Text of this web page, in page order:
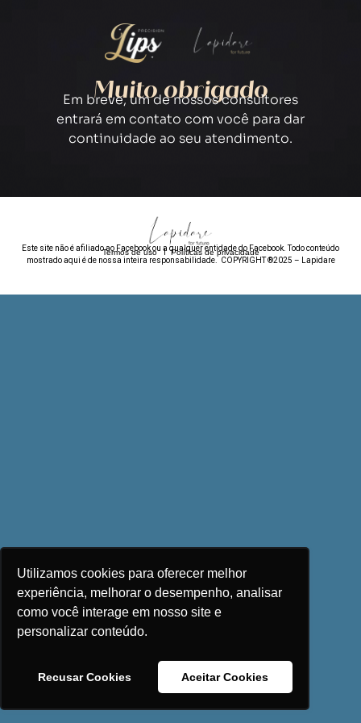
Utilizamos cookies para oferecer melhor
experiência, melhorar o desempenho, analisar
como você interage em nosso site e
personalizar conteúdo.
Recusar Cookies Aceitar Cookies
Muito obrigado
Em breve, um de nossos consultores
entrará em contato com você para dar
continuidade ao seu atendimento.
Termos de usoIPolíticas de privacidade
Este site não é afiliado ao Facebook ou a qualquer entidade do Facebook. Todo conteúdo
mostrado aqui é de nossa inteira responsabilidade. COPYRIGHT ®2025 – Lapidare